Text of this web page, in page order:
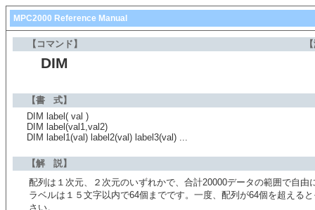
MPC2000 Reference Manual
【コマンド】
DIM
【書 式】
DIM label( val )
DIM label(val1,val2)
DIM label1(val) label2(val) label3(val) ...
【解 説】
配列は１次元、２次元のいずれかで、合計20000データの範囲で自由
ラベルは１５文字以内で64個までです。一度、配列が64個を超える
さい。